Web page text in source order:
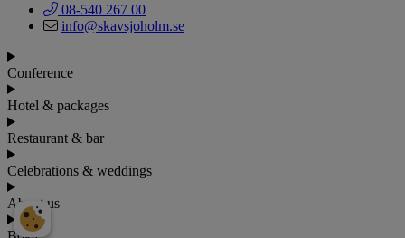
08-540 267 00
info@skavsjoholm.se
Conference
Hotel & packages
Restaurant & bar
Celebrations & weddings
About us